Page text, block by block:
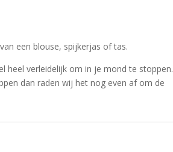
een blouse, spijkerjas of tas.
heel verleidelijk om in je mond te stoppen.
dan raden wij het nog even af om de